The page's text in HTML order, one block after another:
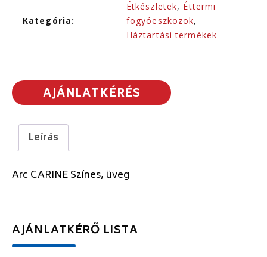
Kategória:
Étkészletek, Éttermi
fogyóeszközök,
Háztartási termékek
AJÁNLATKÉRÉS
Leírás
Arc CARINE Színes, üveg
AJÁNLATKÉRŐ LISTA